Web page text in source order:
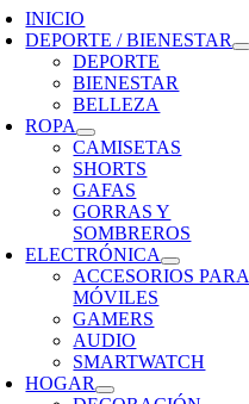
INICIO
DEPORTE / BIENESTAR
DEPORTE
BIENESTAR
BELLEZA
ROPA
CAMISETAS
SHORTS
GAFAS
GORRAS Y
SOMBREROS
ELECTRÓNICA
ACCESORIOS PARA
MÓVILES
GAMERS
AUDIO
SMARTWATCH
HOGAR